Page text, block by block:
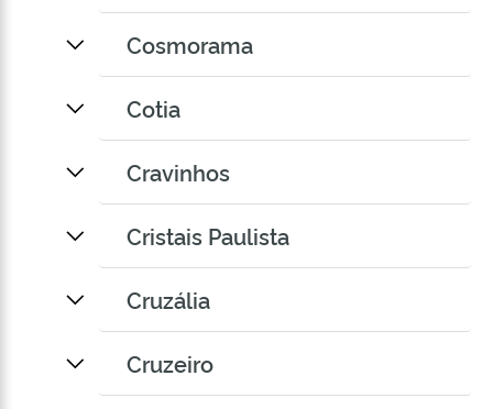
Cosmorama
Cotia
Cravinhos
Cristais Paulista
Cruzália
Cruzeiro